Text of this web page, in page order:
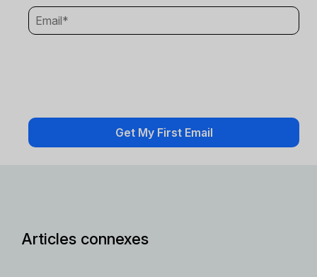
Articles connexes